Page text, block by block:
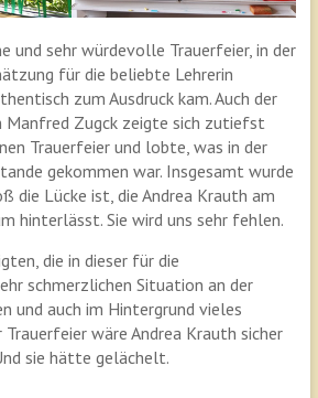
und sehr würdevolle Trauerfeier, in der
für die beliebte Lehrerin
zum Ausdruck kam. Auch der
Manfred Zugck zeigte sich zutiefst
Trauerfeier und lobte, was in der
gekommen war. Insgesamt wurde
die Lücke ist, die Andrea Krauth am
hinterlässt. Sie wird uns sehr fehlen.
die in dieser für die
schmerzlichen Situation an der
und auch im Hintergrund vieles
wäre Andrea Krauth sicher
sie hätte gelächelt.